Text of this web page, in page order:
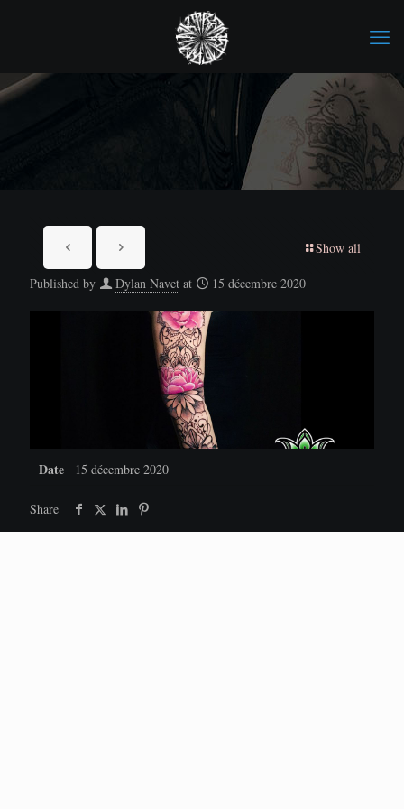
Show all
Published by Dylan Navet at 15 décembre 2020
Date 15 décembre 2020
Share